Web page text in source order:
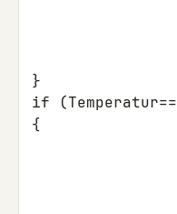
}
if
(Temperatur==
{